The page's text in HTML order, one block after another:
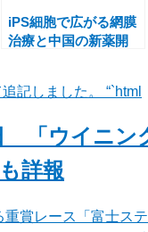
iPS細胞で広がる網膜
治療と中国の新薬開
ュース
記しました。 “`html
「ウイニン
詳報
賞レース「富士ス